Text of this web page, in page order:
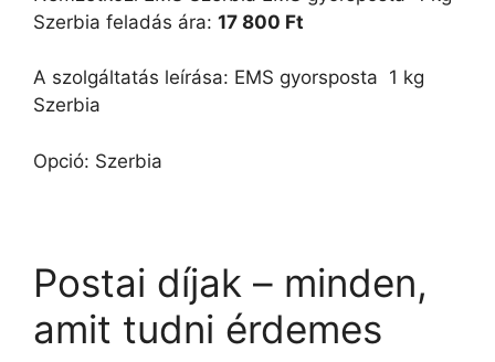
Szerbia feladás ára: 17 800 Ft
A szolgáltatás leírása: EMS gyorsposta  1 kg 
Szerbia
Opció: Szerbia
Postai díjak – minden,
amit tudni érdemes